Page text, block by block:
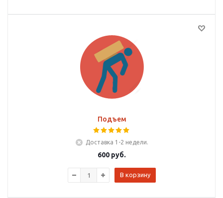
Подъем
Доставка 1-2 недели.
600 руб.
В корзину